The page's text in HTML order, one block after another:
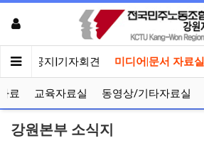
인 공지|기자회견 미디어|문서 자료실
료 교육자료실 동영상/기타자료실
강원본부 소식지